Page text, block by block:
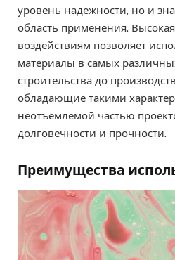
уровень надежности, но и
область применения.
воздействиям позволяет
материалы в самых
строительства до
обладающие такими
неотъемлемой частью
долговечности и прочности.
Преимущества